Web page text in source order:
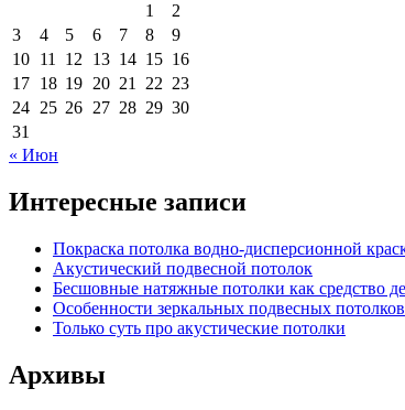
1
2
3
4 5 6 7 8
9
10 11 12 13 14 15 16
17 18 19 20 21 22 23
24 25 26 27 28 29 30
31
« Июн
Интересные записи
Покраска потолка водно-дисперсионной
Акустический подвесной потолок
Бесшовные натяжные потолки как средство
Особенности зеркальных подвесных потолков
Только суть про акустические потолки
Архивы